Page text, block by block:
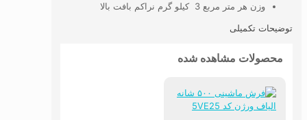
وزن هر متر مربع 3 کیلو گرم نراکم بافت بالا
توضیحات تکمیلی
محصولات مشاهده شده